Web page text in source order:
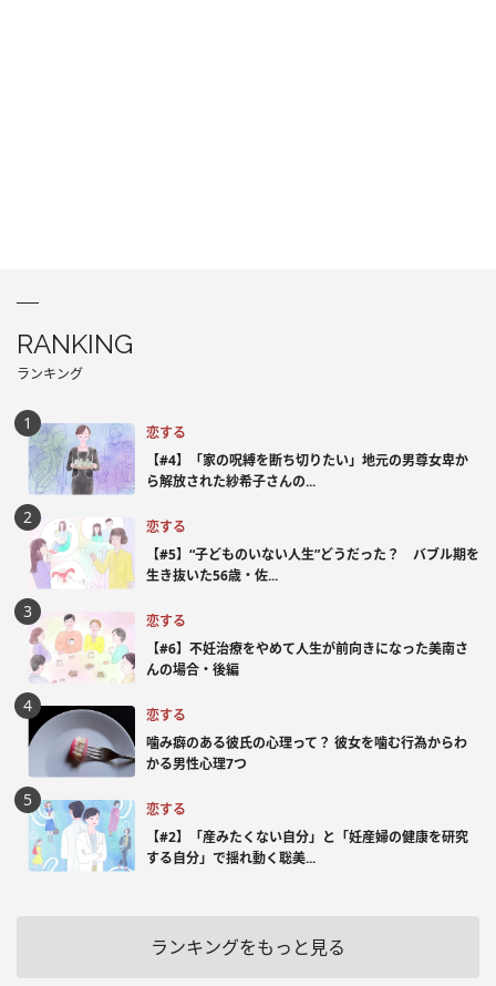
RANKING
ランキング
恋する
【#4】「家の呪縛を断ち切りたい」地元の男尊女卑か
ら解放された紗希子さんの...
恋する
【#5】“子どものいない人生”どうだった？ バブル期を
生き抜いた56歳・佐...
恋する
【#6】不妊治療をやめて人生が前向きになった美南さ
んの場合・後編
恋する
噛み癖のある彼氏の心理って？ 彼女を噛む行為からわ
かる男性心理7つ
恋する
【#2】「産みたくない自分」と「妊産婦の健康を研究
する自分」で揺れ動く聡美...
ランキングをもっと見る